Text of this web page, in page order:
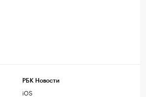
РБК Новости
iOS